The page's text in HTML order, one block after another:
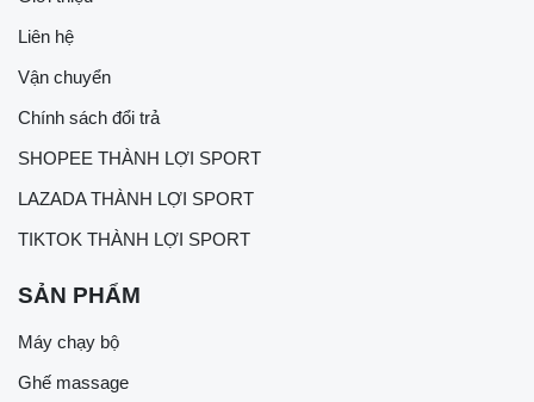
Liên hệ
Vận chuyển
Chính sách đổi trả
SHOPEE THÀNH LỢI SPORT
LAZADA THÀNH LỢI SPORT
TIKTOK THÀNH LỢI SPORT
SẢN PHẨM
Máy chạy bộ
Ghế massage